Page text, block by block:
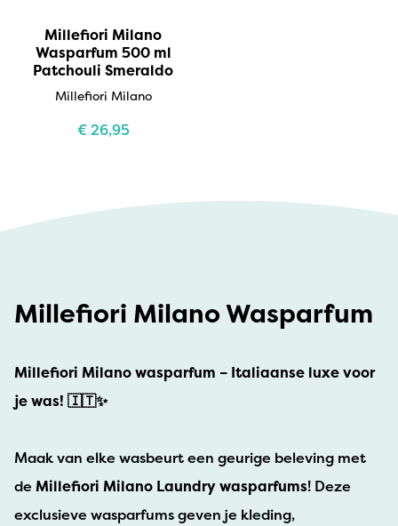
Millefiori Milano
Wasparfum 500 ml
Patchouli Smeraldo
Millefiori Milano
€26,95
Millefiori Milano Wasparfum
Millefiori Milano wasparfum – Italiaanse luxe voor
je was! 🇮🇹✨
Maak van elke wasbeurt een geurige beleving met
de Millefiori Milano Laundry wasparfums! Deze
exclusieve wasparfums geven je kleding,